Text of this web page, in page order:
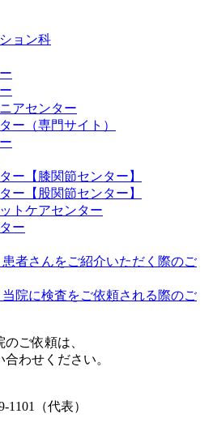
ョン科
アセンター
ー（専門サイト）
ー【膝関節センター】
ー【股関節センター】
トケアセンター
ー
患者さんをご紹介いただく際のご
当院に検査をご依頼される際のご
ご依頼は、
わせください。
1101 （代表）